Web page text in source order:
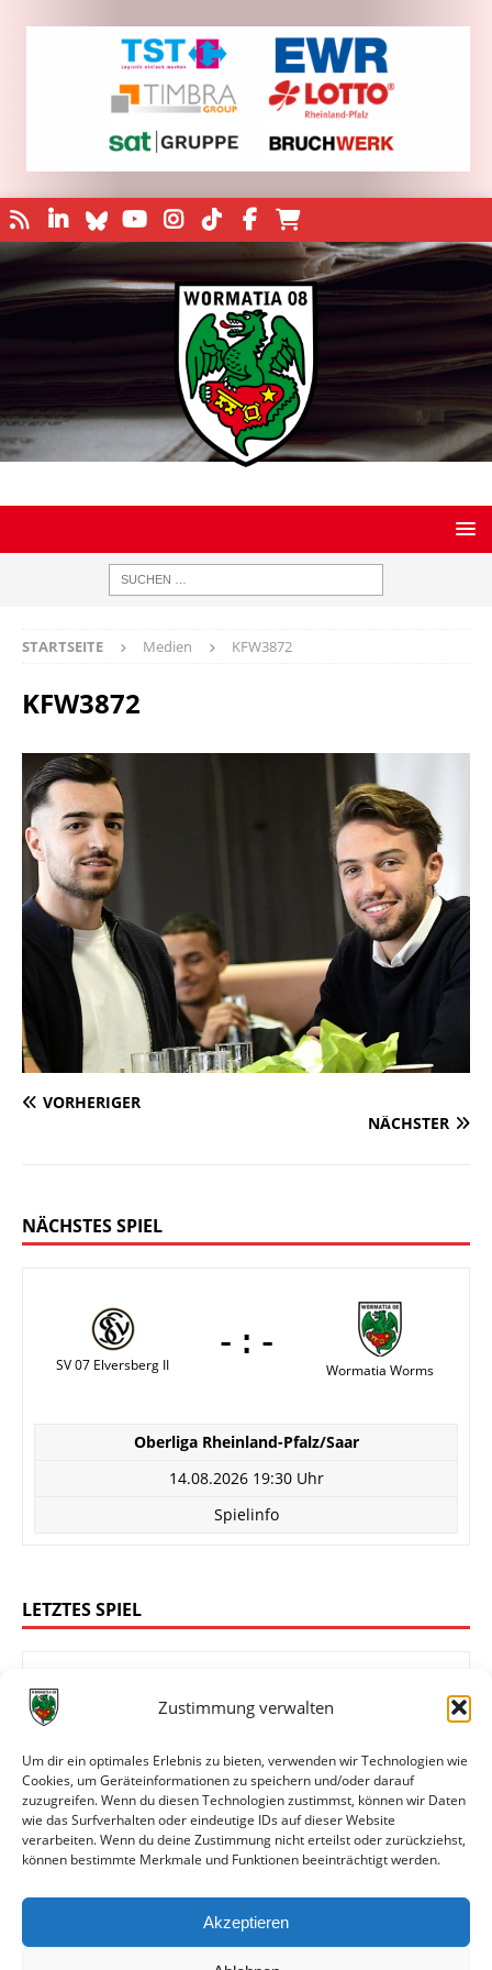
Zustimmung verwalten
Um dir ein optimales Erlebnis zu bieten, verwenden wir Technologien wie
Cookies, um Geräteinformationen zu speichern und/oder darauf
zuzugreifen. Wenn du diesen Technologien zustimmst, können wir Daten
wie das Surfverhalten oder eindeutige IDs auf dieser Website
verarbeiten. Wenn du deine Zustimmung nicht erteilst oder zurückziehst,
können bestimmte Merkmale und Funktionen beeinträchtigt werden.
Akzeptieren
STARTSEITE Medien KFW3872
KFW3872
VORHERIGER
NÄCHSTER
NÄCHSTES SPIEL
SV 07 Elversberg II
-:-
Wormatia Worms
Oberliga Rheinland-Pfalz/Saar
14.08.2026 19:30 Uhr
Spielinfo
LETZTES SPIEL
Wormatia Worms
4:0
Oberliga Rheinland-Pfalz/Saar
08.08.2026 14:00 Uhr
Spielinfo